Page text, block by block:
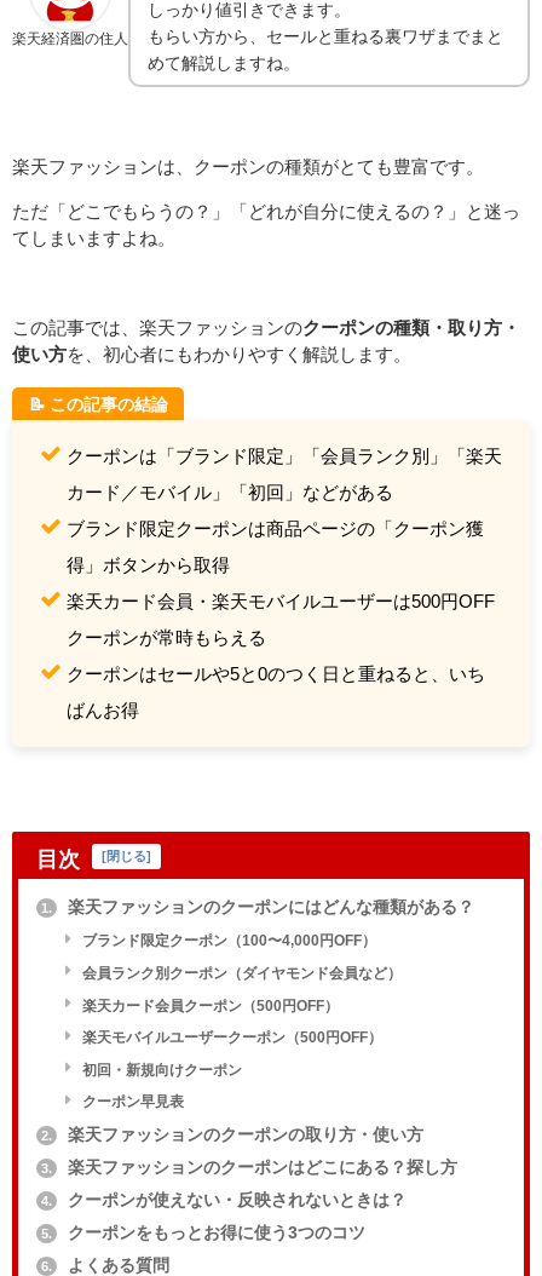
楽天経済圏の住人
しっかり値引きできます。
もらい方から、セールと重ねる裏ワザまでまと
めて解説しますね。
楽天ファッションは、クーポンの種類がとても豊富です。
ただ「どこでもらうの？」「どれが自分に使えるの？」と迷っ
てしまいますよね。
この記事では、楽天ファッションのクーポンの種類・取り方・
使い方を、初心者にもわかりやすく解説します。
📝 この記事の結論
クーポンは「ブランド限定」「会員ランク別」「楽天
カード／モバイル」「初回」などがある
ブランド限定クーポンは商品ページの「クーポン獲
得」ボタンから取得
楽天カード会員・楽天モバイルユーザーは500円OFF
クーポンが常時もらえる
クーポンはセールや5と0のつく日と重ねると、いち
ばんお得
目次 [閉じる]
1. 楽天ファッションのクーポンにはどんな種類がある？
ブランド限定クーポン（100〜4,000円OFF）
会員ランク別クーポン（ダイヤモンド会員など）
楽天カード会員クーポン（500円OFF）
楽天モバイルユーザークーポン（500円OFF）
初回・新規向けクーポン
クーポン早見表
2. 楽天ファッションのクーポンの取り方・使い方
3. 楽天ファッションのクーポンはどこにある？探し方
4. クーポンが使えない・反映されないときは？
5. クーポンをもっとお得に使う3つのコツ
6. よくある質問